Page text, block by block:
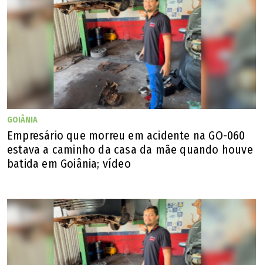
GOIÂNIA
Empresário que morreu em acidente na GO-060
estava a caminho da casa da mãe quando houve
batida em Goiânia; vídeo